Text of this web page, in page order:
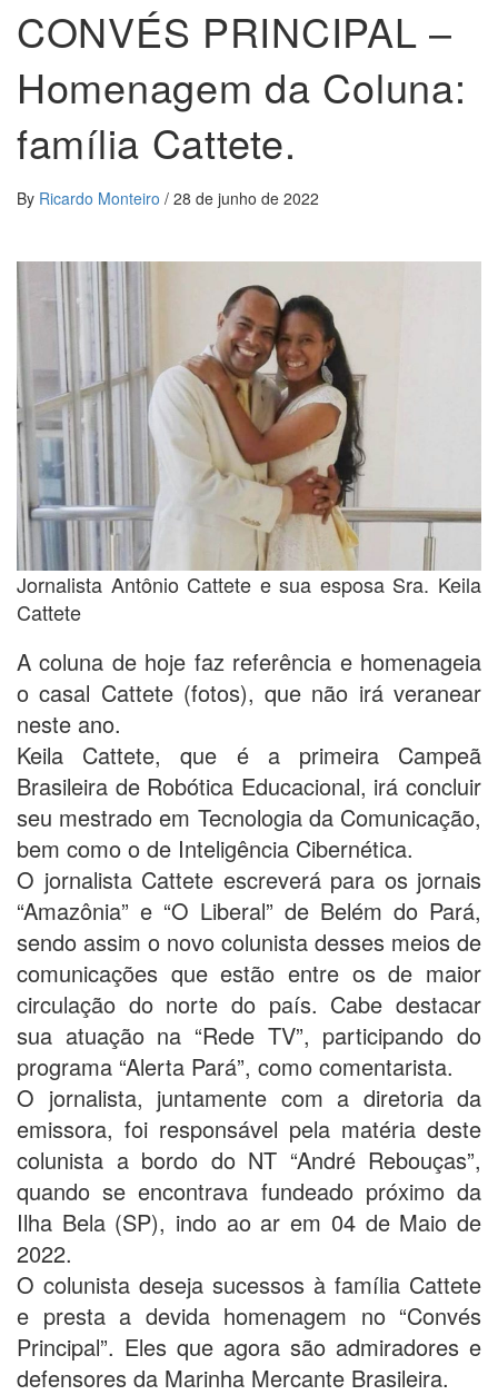
CONVÉS PRINCIPAL –
Homenagem da Coluna:
família Cattete.
By Ricardo Monteiro / 28 de junho de 2022
Jornalista Antônio Cattete e sua esposa Sra. Keila
Cattete
A coluna de hoje faz referência e homenageia
o casal Cattete (fotos), que não irá veranear
neste ano.
Keila Cattete, que é a primeira Campeã
Brasileira de Robótica Educacional, irá concluir
seu mestrado em Tecnologia da Comunicação,
bem como o de Inteligência Cibernética.
O jornalista Cattete escreverá para os jornais
“Amazônia” e “O Liberal” de Belém do Pará,
sendo assim o novo colunista desses meios de
comunicações que estão entre os de maior
circulação do norte do país. Cabe destacar
sua atuação na “Rede TV”, participando do
programa “Alerta Pará”, como comentarista.
O jornalista, juntamente com a diretoria da
emissora, foi responsável pela matéria deste
colunista a bordo do NT “André Rebouças”,
quando se encontrava fundeado próximo da
Ilha Bela (SP), indo ao ar em 04 de Maio de
2022.
O colunista deseja sucessos à família Cattete
e presta a devida homenagem no “Convés
Principal”. Eles que agora são admiradores e
defensores da Marinha Mercante Brasileira.